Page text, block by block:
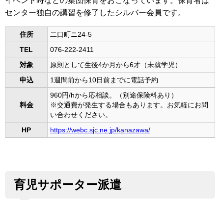
センター独自の講習を修了したシルバー会員です。
住所
二口町ニ24-5
TEL
076-222-2411
対象
原則として生後4か月から6才（未就学児）
申込
1週間前から10日前までに電話予約
料金
960円/hから応相談。（別途保険料あり）
※交通費が発生する場合もあります。お気軽にお問
い合わせください。
HP
https://webc.sjc.ne.jp/kanazawa/
育児サポーター派遣